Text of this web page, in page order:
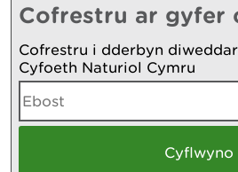
Cofrestru ar gyfer
Cofrestru i dderbyn
Cyfoeth Naturiol Cymru